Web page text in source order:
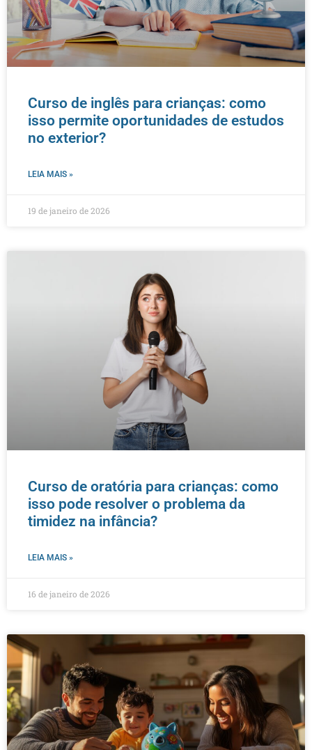
Curso de inglês para crianças: como
isso permite oportunidades de estudos
no exterior?
LEIA MAIS »
19 de janeiro de 2026
Curso de oratória para crianças: como
isso pode resolver o problema da
timidez na infância?
LEIA MAIS »
16 de janeiro de 2026